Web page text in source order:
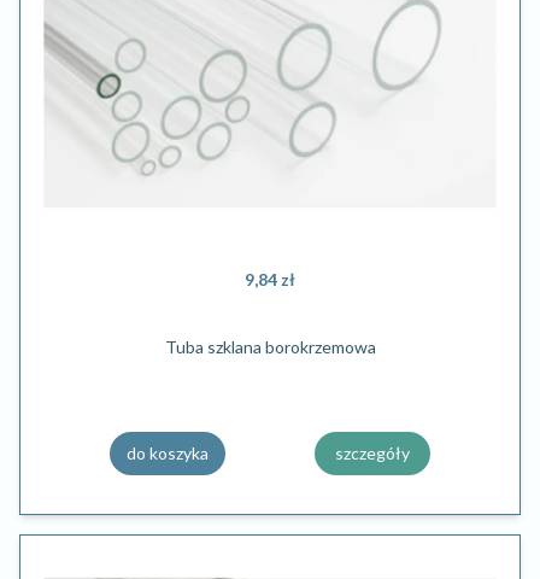
9,84 zł
Tuba szklana borokrzemowa
do koszyka szczegóły